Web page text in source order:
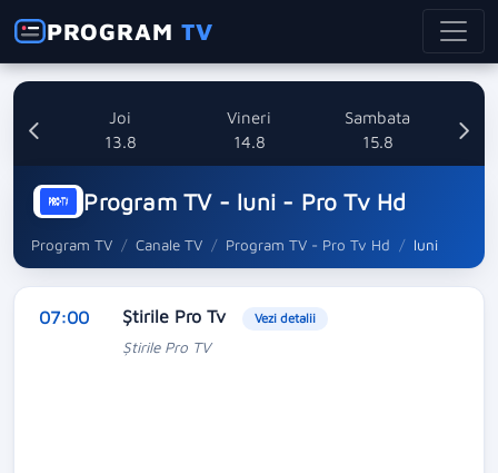
PROGRAMTV
Joi
13.8
Vineri
14.8
Sambata
15.8
Program TV - luni - Pro Tv Hd
Program TV Canale TV Program TV - Pro Tv Hd luni
07:00 Ştirile Pro Tv Vezi detalii
Ştirile Pro TV